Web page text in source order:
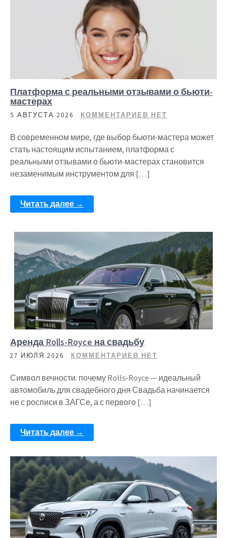
Платформа с реальными отзывами о бьюти-
мастерах
5 АВГУСТА 2026 КОММЕНТАРИЕВ НЕТ
В современном мире, где выбор бьюти-мастера может
стать настоящим испытанием, платформа с
реальными отзывами о бьюти-мастерах становится
незаменимым инструментом для […]
Читать далее →
Аренда Rolls-Royce на свадьбу
27 ИЮЛЯ 2026 КОММЕНТАРИЕВ НЕТ
Символ вечности: почему Rolls-Royce — идеальный
автомобиль для свадебного дня Свадьба начинается
не с росписи в ЗАГСе, а с первого […]
Читать далее →